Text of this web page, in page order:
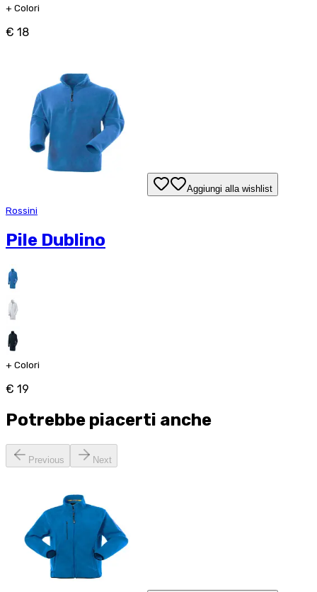
+ Colori
€ 18
Aggiungi alla wishlist
Rossini
Pile Dublino
+ Colori
€ 19
Potrebbe piacerti anche
Previous Next